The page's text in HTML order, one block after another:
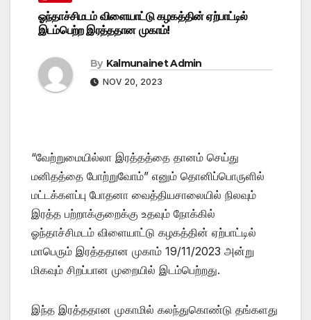
ஓந்தாச்சிமடம் விளையாட்டு கழகத்தின் ஏற்பாட்டில்
இடம்பெற்ற இரத்ததான முகாம்!
By Kalmunainet Admin
NOV 20, 2023
“வேற்றுமையில்லா இரத்தத்தை தானம் செய்து
மனிதத்தை போற்றுவோம்” எனும் தொனிப்பொருளில்
மட்டக்களப்பு போதனா வைத்தியசாலையில் நிலவும்
இரத்த பற்றாக்குறைக்கு உதவும் நோக்கில்
ஓந்தாச்சிமடம் விளையாட்டு கழகத்தின் ஏற்பாட்டில்
மாபெரும் இரத்ததான முகாம் 19/11/2023 அன்று
மிகவும் சிறப்பான முறையில் இடம்பெற்றது.
இந்த இரத்ததான முகாமில் கலந்துகொண்டு தங்களது